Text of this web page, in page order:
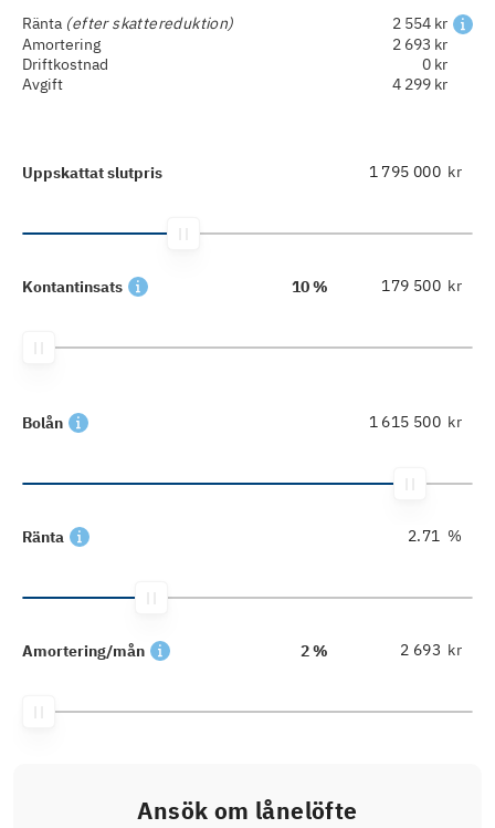
Ränta (efter skattereduktion)
2 554 kr
Amortering
2 693 kr
Driftkostnad
0 kr
Avgift
4 299 kr
Uppskattat slutpris kr
Kontantinsats 10 % kr
Bolån kr
Ränta %
Amortering/mån 2 % kr
Ansök om lånelöfte